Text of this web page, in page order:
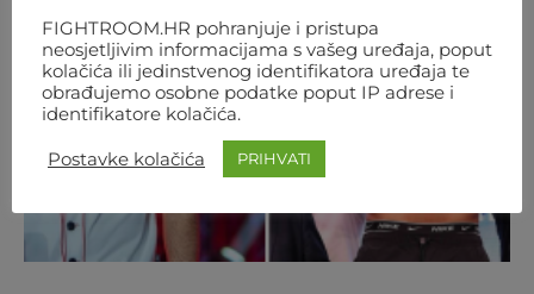
FIGHTROOM.HR pohranjuje i pristupa
neosjetljivim informacijama s vašeg uređaja, poput
kolačića ili jedinstvenog identifikatora uređaja te
obrađujemo osobne podatke poput IP adrese i
identifikatore kolačića.
Postavke kolačića PRIHVATI